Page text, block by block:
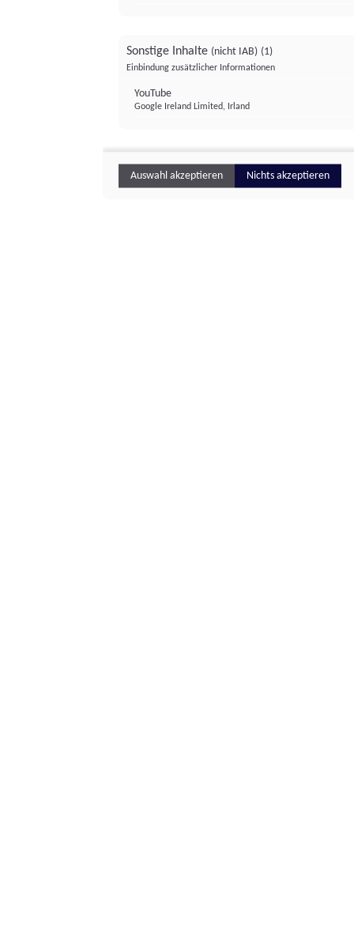
Sonstige Inhalte (nicht IAB) (1)
Einbindung zusätzlicher Informationen
YouTube
Google Ireland Limited, Irland
Auswahl akzeptieren Nichts akzeptieren